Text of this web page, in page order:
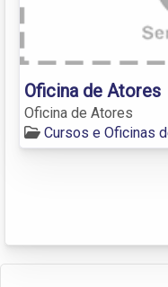
Oficina de Atores
Oficina de Atores
Cursos e Oficinas